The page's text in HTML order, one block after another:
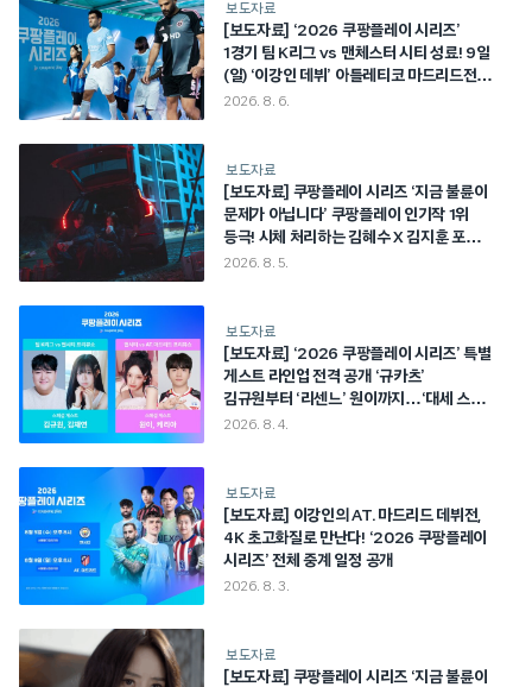
보도자료
[보도자료] ‘2026 쿠팡플레이 시리즈’
1경기 팀 K리그 vs 맨체스터 시티 성료! 9일
(일) ‘이강인 데뷔’ 아틀레티코 마드리드전
기대감 최고조
2026. 8. 6.
보도자료
[보도자료] 쿠팡플레이 시리즈 ‘지금 불륜이
문제가 아닙니다’ 쿠팡플레이 인기작 1위
등극! 시체 처리하는 김혜수 X 김지훈 포착?!
불륜 ➔ 뺑소니 ➔ 연쇄 폭주 시작!
2026. 8. 5.
보도자료
[보도자료] ‘2026 쿠팡플레이 시리즈’ 특별
게스트 라인업 전격 공개 ‘규카츠’
김규원부터 ‘리센느’ 원이까지…‘대세 스타’
총출동!
2026. 8. 4.
보도자료
[보도자료] 이강인의 AT. 마드리드 데뷔전,
4K 초고화질로 만난다! ‘2026 쿠팡플레이
시리즈’ 전체 중계 일정 공개
2026. 8. 3.
보도자료
[보도자료] 쿠팡플레이 시리즈 ‘지금 불륜이